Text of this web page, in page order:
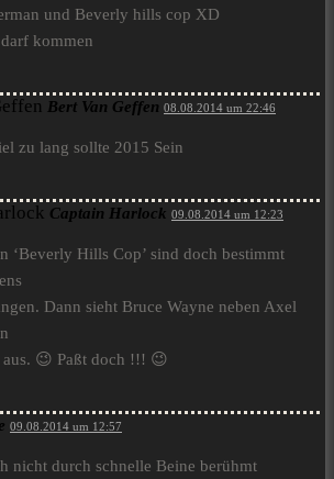
und Beverly hills cop XD
kommen
Bert Van Geffen 08.08.2014 um 22:46
zu lang sollte 2015 Sein
Captain Harlock 09.08.2014 um 12:23
‘Beverly Hills Cop’ sind doch bestimmt
Dann sieht Bruce Wayne neben Axel
😉 Paßt doch !!! 😉
09.08.2014 um 12:57
nicht durch schnelle Beine berühmt